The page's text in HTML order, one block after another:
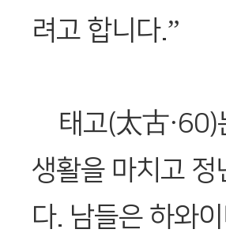
려고 합니다.”
태고(太古·60)
생활을 마치고
다. 남들은 하와